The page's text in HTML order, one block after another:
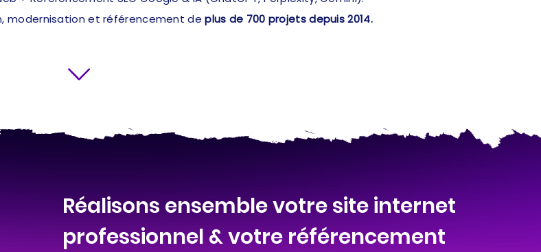
modernisation et référencement de plus de 700 projets depuis 2014.
Réalisons ensemble votre site internet
professionnel & votre référencement